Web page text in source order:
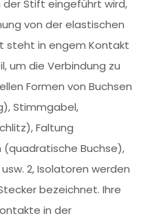
Stift eingeführt wird,
von der elastischen
steht in engem Kontakt
um die Verbindung zu
Formen von Buchsen
Stimmgabel,
Faltung
(quadratische Buchse),
2, Isolatoren werden
bezeichnet. Ihre
in der